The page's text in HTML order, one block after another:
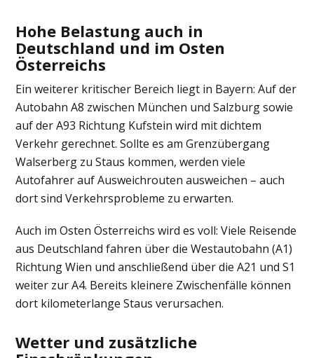
Hohe Belastung auch in
Deutschland und im Osten
Österreichs
Ein weiterer kritischer Bereich liegt in Bayern: Auf der
Autobahn A8 zwischen München und Salzburg sowie
auf der A93 Richtung Kufstein wird mit dichtem
Verkehr gerechnet. Sollte es am Grenzübergang
Walserberg zu Staus kommen, werden viele
Autofahrer auf Ausweichrouten ausweichen – auch
dort sind Verkehrsprobleme zu erwarten.
Auch im Osten Österreichs wird es voll: Viele Reisende
aus Deutschland fahren über die Westautobahn (A1)
Richtung Wien und anschließend über die A21 und S1
weiter zur A4. Bereits kleinere Zwischenfälle können
dort kilometerlange Staus verursachen.
Wetter und zusätzliche